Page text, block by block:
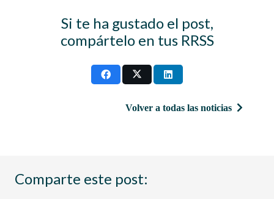
Si te ha gustado el post,
compártelo en tus RRSS
Volver a todas las noticias
Comparte este post: